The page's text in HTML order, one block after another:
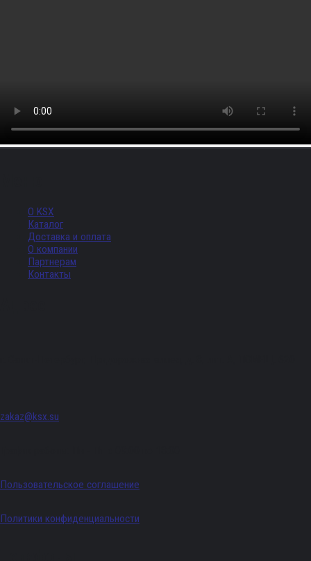
О KSX
Каталог
Доставка и оплата
О компании
Партнерам
Контакты
zakaz@ksx.su
Пользовательское соглашение
Политики конфиденциальности